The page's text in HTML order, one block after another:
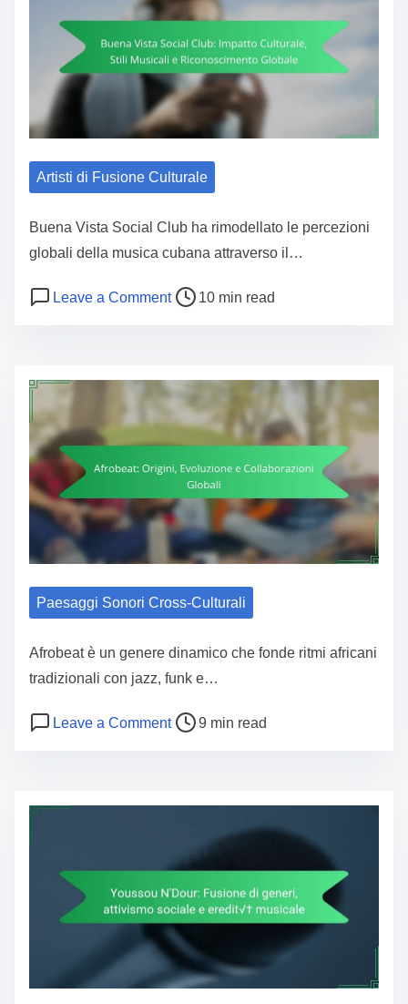
Artisti di Fusione Culturale
Buena Vista Social Club ha rimodellato le percezioni
globali della musica cubana attraverso il…
Leave a Commenton Buena Vista Social Club:
Post read time 10 min read
Paesaggi Sonori Cross-Culturali
Afrobeat è un genere dinamico che fonde ritmi africani
tradizionali con jazz, funk e…
Leave a Commenton Afrobeat: Origini, Evoluzione e
Post read time 9 min read